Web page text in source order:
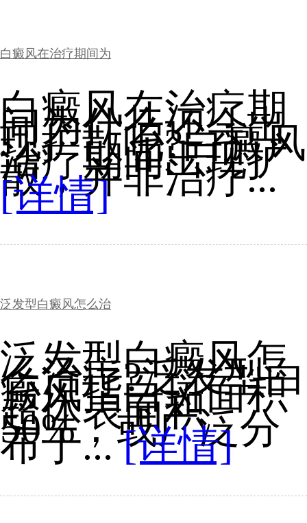
白癜风在治疗期间为
白癜风在治疗期
间为什么还会出
现扩散呢?白癜风
治疗期间出现扩
散，并非治疗...
[详情]
泛发型白癜风怎么治
泛发型白癜风怎
么治疗?泛发型白
癜风指白斑面积
超体表面积
50%，或广泛分
布于...[详情]